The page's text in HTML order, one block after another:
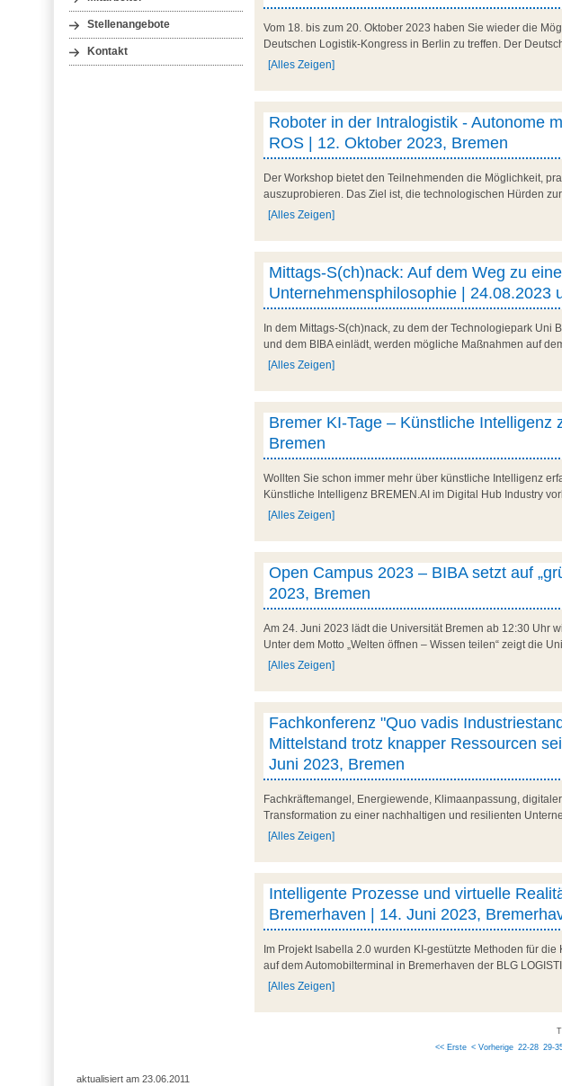
Stellenangebote
Kontakt
Vom 18. bis zum 20. Oktober 2023 haben Sie wieder die
Deutschen Logistik-Kongress in Berlin zu treffen. Der
[Alles Zeigen]
Roboter in der Intralogistik - Autonome
ROS | 12. Oktober 2023, Bremen
Der Workshop bietet den Teilnehmenden die Möglichkeit,
auszuprobieren. Das Ziel ist, die technologischen Hürden
[Alles Zeigen]
Mittags-S(ch)nack: Auf dem Weg zu
Unternehmensphilosophie | 24.08.2023
In dem Mittags-S(ch)nack, zu dem der Technologiepark
und dem BIBA einlädt, werden mögliche Maßnahmen auf
[Alles Zeigen]
Bremer KI-Tage – Künstliche Intelligenz
Bremen
Wollten Sie schon immer mehr über künstliche Intelligenz
Künstliche Intelligenz BREMEN.AI im Digital Hub Industry
[Alles Zeigen]
Open Campus 2023 – BIBA setzt auf
2023, Bremen
Am 24. Juni 2023 lädt die Universität Bremen ab 12:30 Uhr
Unter dem Motto „Welten öffnen – Wissen teilen“ zeigt die
[Alles Zeigen]
Fachkonferenz "Quo vadis
Mittelstand trotz knapper Ressourcen
Juni 2023, Bremen
Fachkräftemangel, Energiewende, Klimaanpassung,
Transformation zu einer nachhaltigen und resilienten
[Alles Zeigen]
Intelligente Prozesse und virtuelle
Bremerhaven | 14. Juni 2023,
Im Projekt Isabella 2.0 wurden KI-gestützte Methoden für
auf dem Automobilterminal in Bremerhaven der BLG
[Alles Zeigen]
<< Erste < Vorherige 22-28 29-
aktualisiert am 23.06.2011